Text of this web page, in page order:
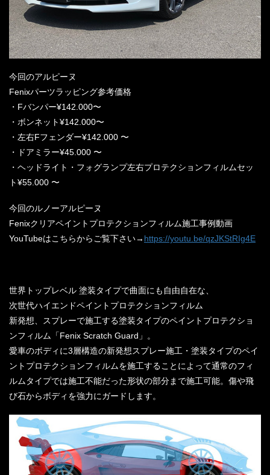
今回のアルピーヌ
Fenixパーツラッピング参考価格
・Fバンパー¥142.000〜
・ボンネット¥142.000〜
・左右Fフェンダー¥142.000 〜
・ドアミラー¥45.000 〜
・ヘッドライト・フォグランプ左右プロテクションフィルムセッ
ト¥55.000 〜
今回のルノーアルピーヌ
Fenixクリアペイントプロテクションフィルム施工事例動画
YouTubeはこちらからご覧下さい→ https://youtu.be/qzJKStRIg4E
世界トップレベル 塗装タイプで曲面にも自由自在な、
次世代ハイエンドペイントプロテクションフィルム
新発想、スプレーで施工する塗装タイプのペイントプロテクショ
ンフィルム「Fenix Scratch Guard」。
愛車のボディに3層構造の新発想スプレー施工・塗装タイプのペイ
ントプロテクションフィルムを施工することによって通常のフィ
ルムタイプでは施工不能だった形状の部分まで施工可能。傷や飛
び石からボディを強力にガードします。